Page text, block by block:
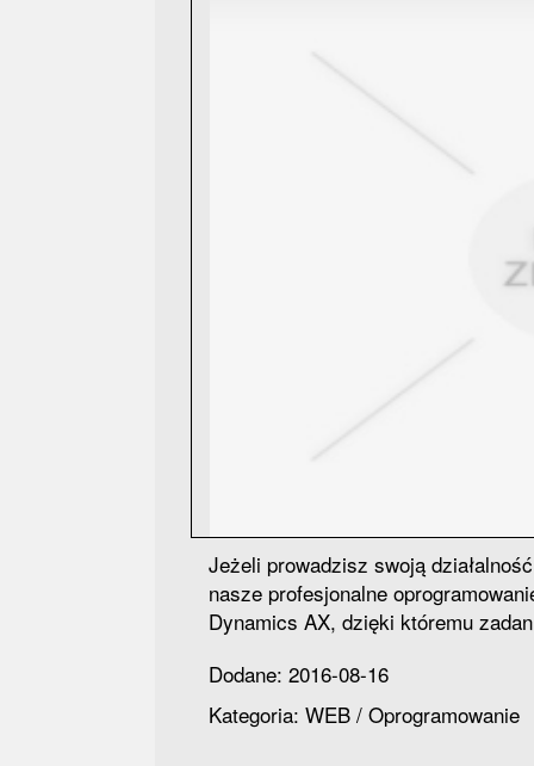
Jeżeli prowadzisz swoją
nasze profesjonalne
Dynamics AX, dzięki któremu
Dodane: 2016-08-16
Kategoria: WEB / Oprogramowanie